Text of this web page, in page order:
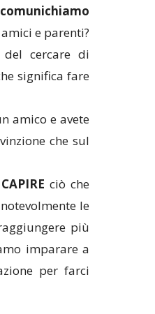
comunichiamo
e parenti?
del cercare di
significa fare
amico e avete
che sul
ciò che
le
più
imparare a
per farci